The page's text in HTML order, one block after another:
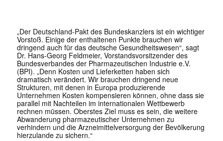
„Der Deutschland-Pakt des Bundeskanzlers ist ein wichtiger
Vorstoß. Einige der enthaltenen Punkte brauchen wir
dringend auch für das deutsche Gesundheitswesen“, sagt
Dr. Hans-Georg Feldmeier, Vorstandsvorsitzender des
Bundesverbandes der Pharmazeutischen Industrie e.V.
(BPI). „Denn Kosten und Lieferketten haben sich
dramatisch verändert. Wir brauchen dringend neue
Strukturen, mit denen in Europa produzierende
Unternehmen Kosten kompensieren können, ohne dass sie
parallel mit Nachteilen im internationalen Wettbewerb
rechnen müssen. Oberstes Ziel muss es sein, die weitere
Abwanderung pharmazeutischer Unternehmen zu
verhindern und die Arzneimittelversorgung der Bevölkerung
hierzulande zu sichern.“